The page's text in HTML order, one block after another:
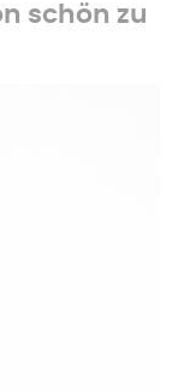
schön zu